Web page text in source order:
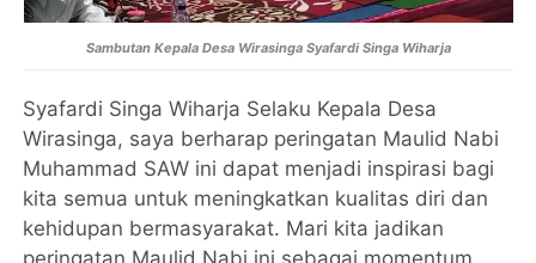
Sambutan Kepala Desa Wirasinga Syafardi Singa Wiharja
Syafardi Singa Wiharja Selaku Kepala Desa
Wirasinga, saya berharap peringatan Maulid Nabi
Muhammad SAW ini dapat menjadi inspirasi bagi
kita semua untuk meningkatkan kualitas diri dan
kehidupan bermasyarakat. Mari kita jadikan